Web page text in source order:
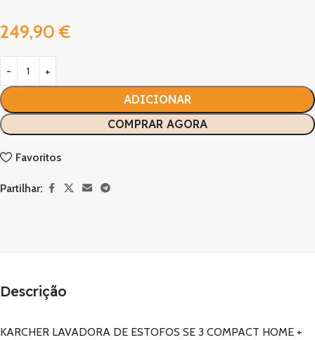
249,90 €
ADICIONAR
COMPRAR AGORA
Favoritos
Partilhar:
Descrição
KARCHER LAVADORA DE ESTOFOS SE 3 COMPACT HOME +